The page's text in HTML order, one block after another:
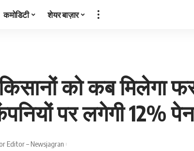
कमोडिटी शेयर बाज़ार
को कब मिलेगा
पर लगेगी 12%
Editor – Newsjagran